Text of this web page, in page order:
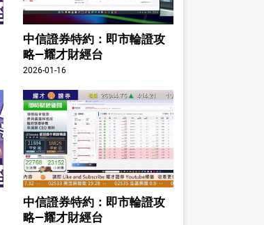
中信證券特約：即市輪證攻
略—耀才財經台
2026-01-16
中信證券特約：即市輪證攻
略—耀才財經台